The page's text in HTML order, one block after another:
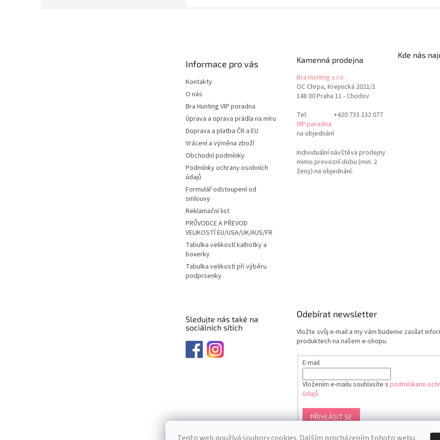
Informace pro vás
Kontakty
O nás
Bra Hunting VIP poradna
Úprava a oprava prádla na míru
Doprava a platba ČR a EU
Vrácení a výměna zboží
Obchodní podmínky
Podmínky ochrany osobních
údajů
Formulář odstoupení od
smlouvy
Reklamační list
PRŮVODCE A PŘEVOD
VELIKOSTÍ EU/USA/UK/AUS/FR
Tabulka velikostí kalhotky a
boxerky
Tabulka velikostí při výběru
podprsenky
Kamenná prodejna
Bra Hunting s.r.o.
OC Chrpa, Krejnická 2021/1
148 00 Praha 11 - Chodov
Tel:
+420 733 232 077
VIP poradna
na objednání
Individuální návštěva prodejny
mimo provozní dobu (min. 2
ženy) na objednání.
Kde nás
Sledujte nás také na
sociálních sítích
Odebírat newsletter
Vložte svůj e-mail a my vám budeme zasílat
produktech na našem e-shopu.
E-mail
Vložením e-mailu souhlasíte s podmínkami
údajů
PŘIHLÁSIT SE